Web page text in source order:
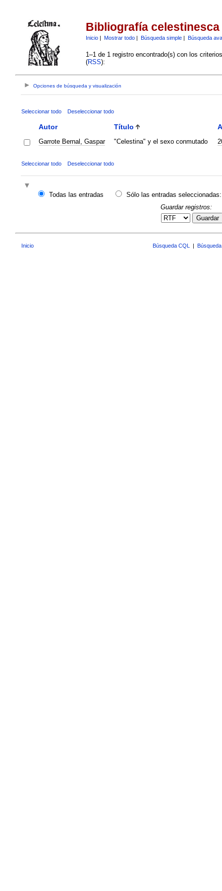
Bibliografía celestinesca
Inicio| Mostrar todo| Búsqueda simple| Búsqueda
1–1 de 1 registro encontrado(s) con los
(RSS):
Opciones de búsqueda y visualización
Seleccionar todo Deseleccionar todo
Autor Título
Garrote Bernal, Gaspar "Celestina" y el sexo conmutado
Seleccionar todo Deseleccionar todo
Todas las entradas
Sólo las entradas seleccionadas:
Guardar registros:
Guardar
Inicio Búsqueda CQL